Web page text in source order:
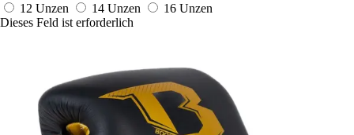
12 Unzen 14 Unzen
16 Unzen
Dieses Feld ist erforderlich